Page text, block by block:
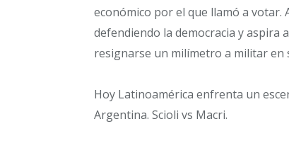
económico por el que llamó a
defendiendo la democracia y aspira
resignarse un milímetro a militar en
Hoy Latinoamérica enfrenta un
Argentina. Scioli vs Macri.